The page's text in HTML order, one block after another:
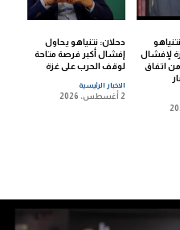
لإفشال
من اتفاق
دحلان: نتنياهو يحاول
إفشال أكبر فرصة متاحة
لوقف الحرب على غزة
الاخبار الرئيسية
2 أغسطس، 2026